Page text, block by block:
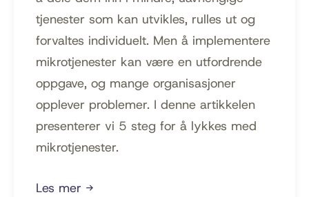
tjenester som kan utvikles, rulles ut og
forvaltes individuelt. Men å implementere
mikrotjenester kan være en utfordrende
oppgave, og mange organisasjoner
opplever problemer. I denne artikkelen
presenterer vi 5 steg for å lykkes med
mikrotjenester.
Les mer →